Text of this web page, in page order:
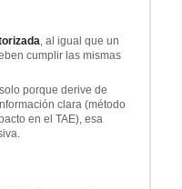
, al igual que un
cumplir las mismas
porque derive de
clara (método
en el TAE), esa